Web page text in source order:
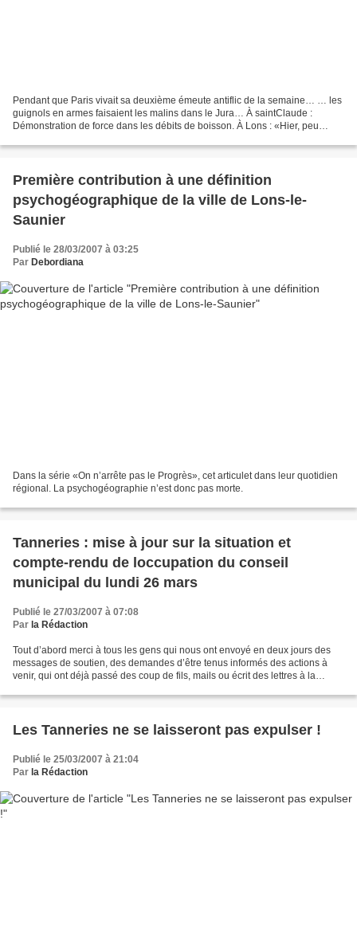
Pendant que Paris vivait sa deuxième émeute antiflic de la semaine… … les
guignols en armes faisaient les malins dans le Jura… À saintClaude :
Démonstration de force dans les débits de boisson. À Lons : «Hier, peu
Première contribution à une définition
psychogéographique de la ville de Lons-le-
Saunier
Publié le 28/03/2007 à 03:25
Par Debordiana
Dans la série «On n’arrête pas le Progrès», cet articulet dans leur quotidien
régional. La psychogéographie n’est donc pas morte.
Tanneries : mise à jour sur la situation et
compte-rendu de loccupation du conseil
municipal du lundi 26 mars
Publié le 27/03/2007 à 07:08
Par la Rédaction
Tout d’abord merci à tous les gens qui nous ont envoyé en deux jours des
messages de soutien, des demandes d’être tenus informés des actions à
venir, qui ont déjà passé des coup de fils, mails ou écrit des lettres à la
Les Tanneries ne se laisseront pas expulser !
Publié le 25/03/2007 à 21:04
Par la Rédaction